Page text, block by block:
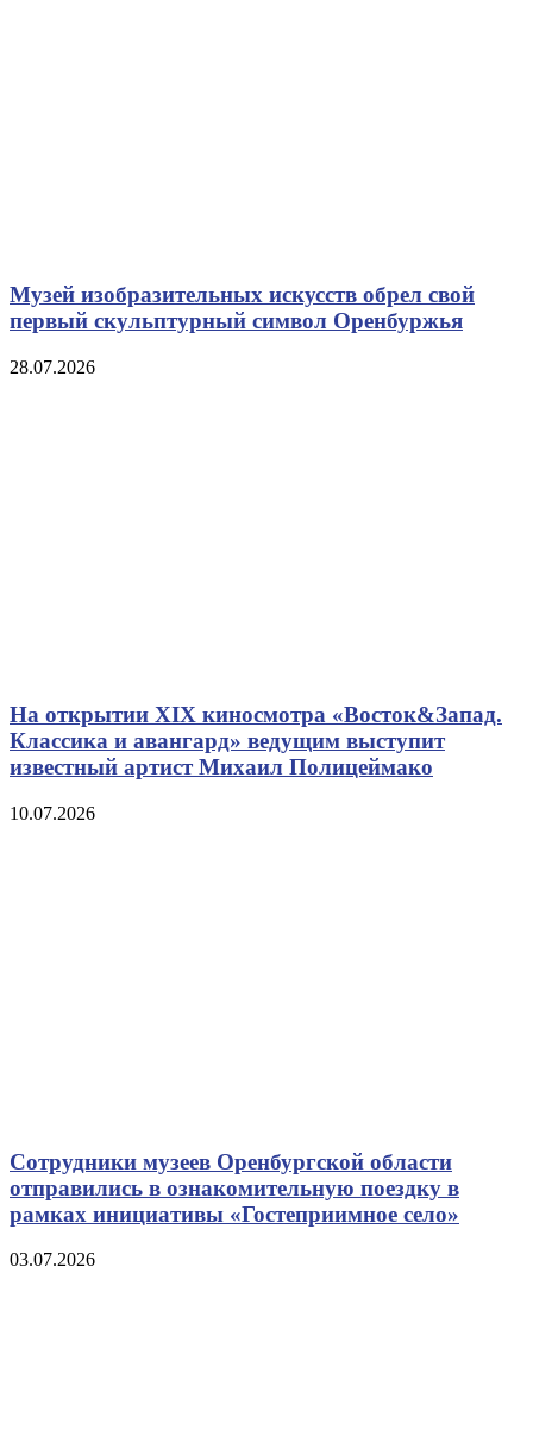
Музей изобразительных искусств обрел свой
первый скульптурный символ Оренбуржья
28.07.2026
На открытии XIX киносмотра «Восток&Запад.
Классика и авангард» ведущим выступит
известный артист Михаил Полицеймако
10.07.2026
Сотрудники музеев Оренбургской области
отправились в ознакомительную поездку в
рамках инициативы «Гостеприимное село»
03.07.2026